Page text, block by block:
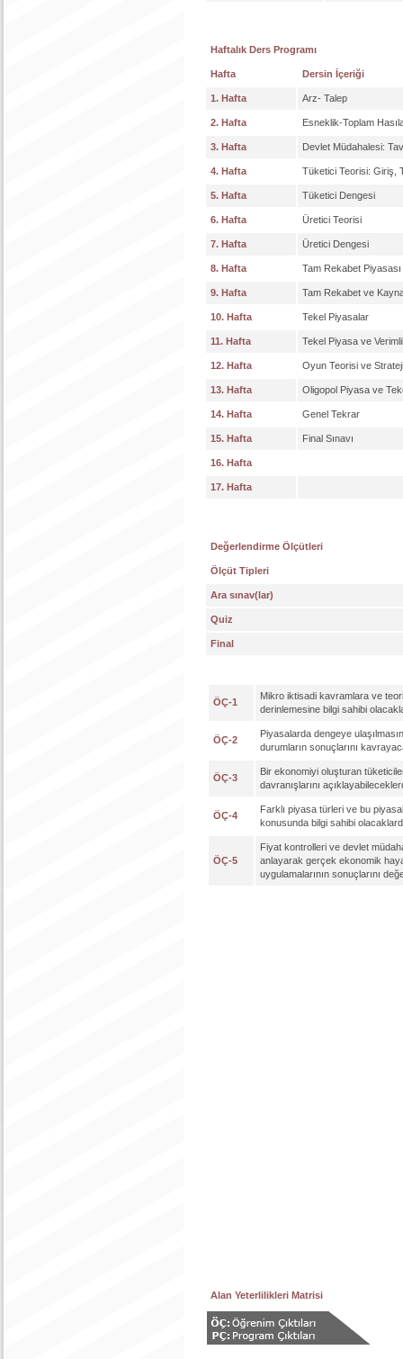
Haftalık Ders Programı
Hafta Dersin İçeriği
1. Hafta Arz- Talep
2. Hafta Esneklik-Toplam
3. Hafta Devlet Müdahalesi:
4. Hafta Tüketici Teorisi: Giriş,
5. Hafta Tüketici Dengesi
6. Hafta Üretici Teorisi
7. Hafta Üretici Dengesi
8. Hafta Tam Rekabet
9. Hafta Tam Rekabet ve
10. Hafta Tekel Piyasalar
11. Hafta Tekel Piyasa ve
12. Hafta Oyun Teorisi ve
13. Hafta Oligopol Piyasa ve
14. Hafta Genel Tekrar
15. Hafta Final Sınavı
16. Hafta
17. Hafta
Değerlendirme Ölçütleri
Ölçüt Tipleri
Ara sınav(lar)
Quiz
Final
ÖÇ-1
Mikro iktisadi kavramlara ve
derinlemesine bilgi sahibi
ÖÇ-2
Piyasalarda dengeye
durumların sonuçlarını
ÖÇ-3
Bir ekonomiyi oluşturan
davranışlarını
ÖÇ-4
Farklı piyasa türleri ve bu
konusunda bilgi sahibi
ÖÇ-5
Fiyat kontrolleri ve devlet
anlayarak gerçek ekonomik
uygulamalarının sonuçlarını
Alan Yeterlilikleri Matrisi